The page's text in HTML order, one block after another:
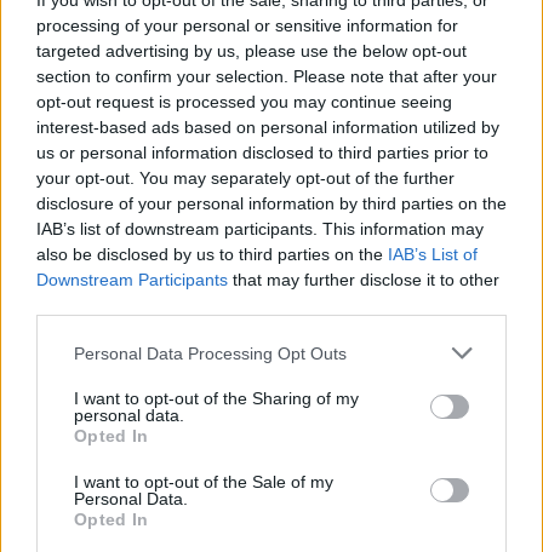
processing of your personal or sensitive information for
targeted advertising by us, please use the below opt-out
section to confirm your selection. Please note that after your
opt-out request is processed you may continue seeing
interest-based ads based on personal information utilized by
us or personal information disclosed to third parties prior to
your opt-out. You may separately opt-out of the further
disclosure of your personal information by third parties on the
IAB’s list of downstream participants. This information may
also be disclosed by us to third parties on the IAB’s List of
Downstream Participants that may further disclose it to other
Personal Data Processing Opt Outs
I want to opt-out of the Sharing of my
personal data.
Opted In
I want to opt-out of the Sale of my
Personal Data.
Opted In